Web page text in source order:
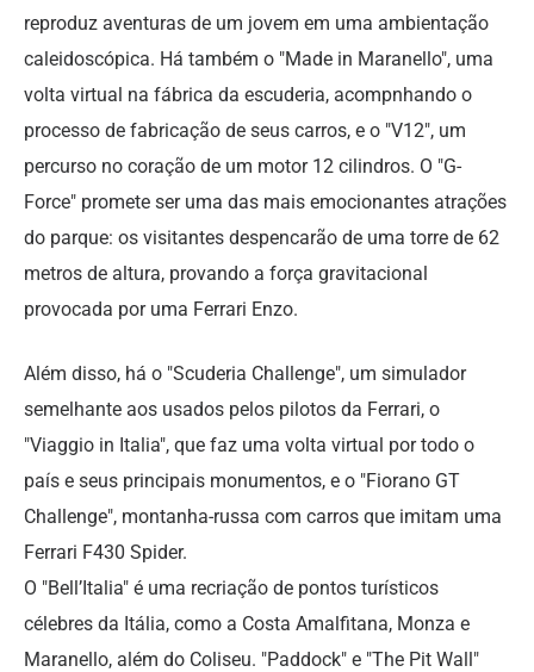
reproduz aventuras de um jovem em uma ambientação
caleidoscópica. Há também o "Made in Maranello", uma
volta virtual na fábrica da escuderia, acompnhando o
processo de fabricação de seus carros, e o "V12", um
percurso no coração de um motor 12 cilindros. O "G-
Force" promete ser uma das mais emocionantes atrações
do parque: os visitantes despencarão de uma torre de 62
metros de altura, provando a força gravitacional
provocada por uma Ferrari Enzo.
Além disso, há o "Scuderia Challenge", um simulador
semelhante aos usados pelos pilotos da Ferrari, o
"Viaggio in Italia", que faz uma volta virtual por todo o
país e seus principais monumentos, e o "Fiorano GT
Challenge", montanha-russa com carros que imitam uma
Ferrari F430 Spider.
O "Bell’Italia" é uma recriação de pontos turísticos
célebres da Itália, como a Costa Amalfitana, Monza e
Maranello, além do Coliseu. "Paddock" e "The Pit Wall"